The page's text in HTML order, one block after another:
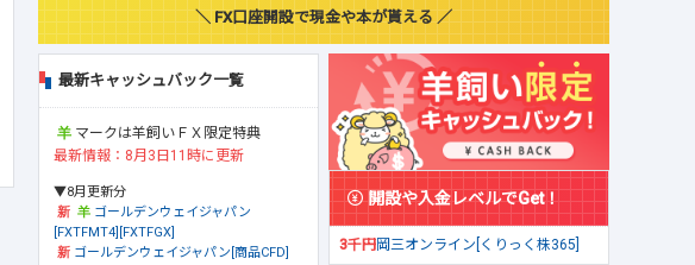
＼ FX口座開設で現金や本が貰える ／
最新キャッシュバック一覧
マークは羊飼いＦＸ限定特典
最新情報：8月3日11時に更新
▼8月更新分
ゴールデンウェイジャパン
[FXTFMT4][FXTFGX]
ゴールデンウェイジャパン[商品CFD]
開設や入金レベルでGet！
3千円岡三オンライン[くりっく株365]